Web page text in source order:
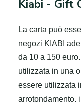
Kiabi - Gift
La carta può
negozi KIABI
da 10 a 150 euro.
utilizzata in una
essere utilizzata
arrotondamento,